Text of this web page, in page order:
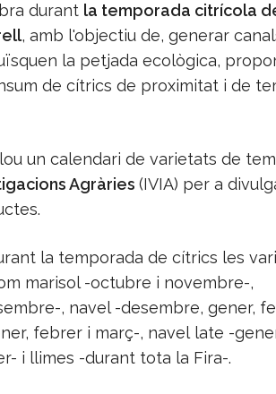
durant la temporada citrícola
, amb l'objectiu de, generar
la petjada ecològica,
de cítrics de proximitat i de
un calendari de varietats de
Agràries (IVIA) per a
la temporada de cítrics les
marisol -octubre i novembre-,
, navel -desembre, gener,
febrer i març-, navel late -
i llimes -durant tota la Fira-.